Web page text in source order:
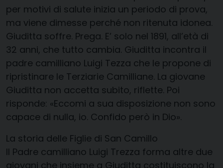
per motivi di salute inizia un periodo di prova,
ma viene dimesse perché non ritenuta idonea.
Giuditta soffre. Prega. E’ solo nel 1891, all’età di
32 anni, che tutto cambia. Giuditta incontra il
padre camilliano Luigi Tezza che le propone di
ripristinare le Terziarie Camilliane. La giovane
Giuditta non accetta subito, riflette. Poi
risponde: «Eccomi a sua disposizione non sono
capace di nulla, io. Confido però in Dio».
La storia delle Figlie di San Camillo
Il Padre camilliano Luigi Trezza forma altre due
giovani che insieme a Giuditta costituiscono la